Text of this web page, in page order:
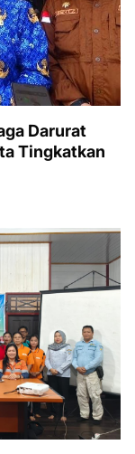
Darurat
Tingkatkan